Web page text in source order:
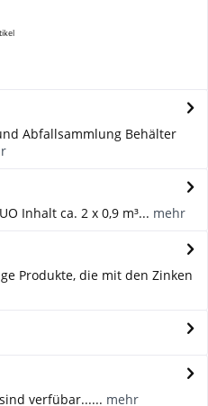
Abfallsammlung Behälter
Inhalt ca. 2 x 0,9 m³... mehr
Produkte, die mit den Zinken
verfübar...... mehr